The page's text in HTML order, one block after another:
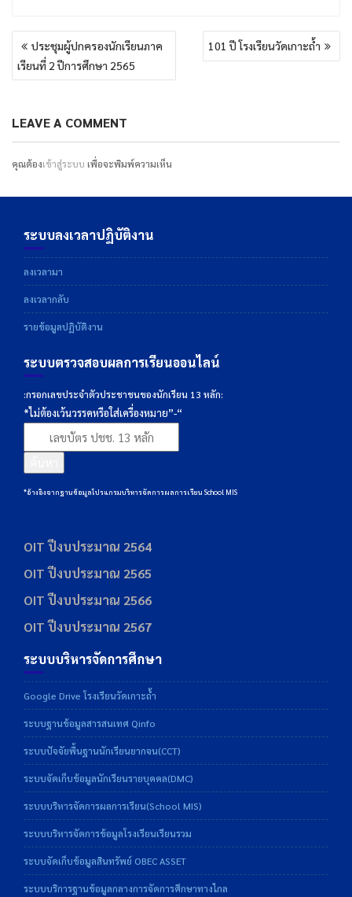
แนะแนว
เรื่องประชุมผู้ปกครองนักเรียนภาค
เรียนที่ 2 ปีการศึกษา 2565
101 ปี โรงเรียนวัดเกาะถ้ำ
LEAVE A COMMENT
คุณต้องเข้าสู่ระบบ เพื่อจะพิมพ์ความเห็น
ระบบลงเวลาปฏิบัติงาน
ลงเวลามา
ลงเวลากลับ
รายข้อมูลปฏิบัติงาน
ระบบตรวจสอบผลการเรียนออนไลน์
:กรอกเลขประจำตัวประชาชนของนักเรียน 13 หลัก:
*ไม่ต้องเว้นวรรคหรือใส่เครื่องหมาย”-“
*อ้างอิงจากฐานข้อมูลโปรแกรมบริหารจัดการผลการเรียน School MIS
OIT ปีงบประมาณ 2564
OIT ปีงบประมาณ 2565
OIT ปีงบประมาณ 2566
OIT ปีงบประมาณ 2567
ระบบบริหารจัดการศึกษา
Google Drive โรงเรียนวัดเกาะถ้ำ
ระบบฐานข้อมูลสารสนเทศ Qinfo
ระบบปัจจัยพื้นฐานนักเรียนยากจน(CCT)
ระบบจัดเก็บข้อมูลนักเรียนรายบุคคล(DMC)
ระบบบริหารจัดการผลการเรียน(School MIS)
ระบบบริหารจัดการข้อมูลโรงเรียนเรียนรวม
ระบบจัดเก็บข้อมูลสินทรัพย์ OBEC ASSET
ระบบบริการฐานข้อมูลกลางการจัดการศึกษาทางไกล